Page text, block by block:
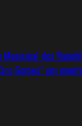
dos
Gomes” em